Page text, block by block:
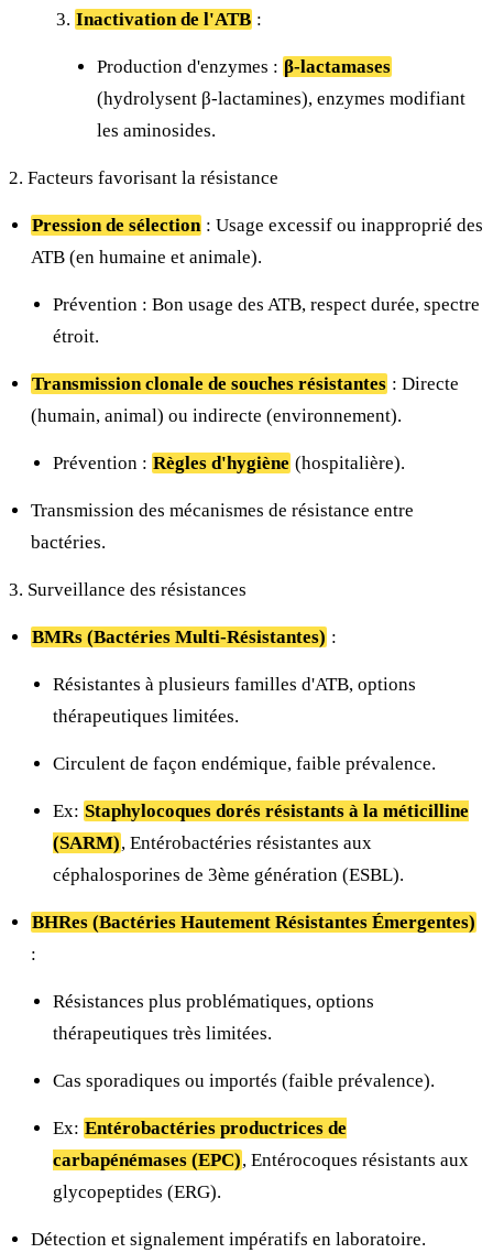
Inactivation de l'ATB :
Production d'enzymes : β-lactamases
(hydrolysent β-lactamines), enzymes modifiant
les aminosides.
2. Facteurs favorisant la résistance
Pression de sélection : Usage excessif ou inapproprié des
ATB (en humaine et animale).
Prévention : Bon usage des ATB, respect durée, spectre
étroit.
Transmission clonale de souches résistantes : Directe
(humain, animal) ou indirecte (environnement).
Prévention : Règles d'hygiène (hospitalière).
Transmission des mécanismes de résistance entre
bactéries.
3. Surveillance des résistances
BMRs (Bactéries Multi-Résistantes) :
Résistantes à plusieurs familles d'ATB, options
thérapeutiques limitées.
Circulent de façon endémique, faible prévalence.
Ex: Staphylocoques dorés résistants à la méticilline
(SARM), Entérobactéries résistantes aux
céphalosporines de 3ème génération (ESBL).
BHRes (Bactéries Hautement Résistantes Émergentes)
:
Résistances plus problématiques, options
thérapeutiques très limitées.
Cas sporadiques ou importés (faible prévalence).
Ex: Entérobactéries productrices de
carbapénémases (EPC), Entérocoques résistants aux
glycopeptides (ERG).
Détection et signalement impératifs en laboratoire.